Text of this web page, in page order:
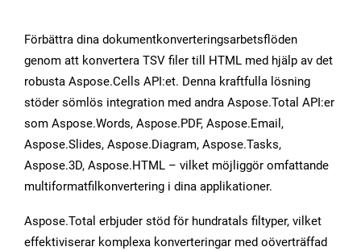
Förbättra dina dokumentkonverteringsarbetsflöden
genom att konvertera TSV filer till HTML med hjälp av det
robusta Aspose.Cells API:et. Denna kraftfulla lösning
stöder sömlös integration med andra Aspose.Total API:er
som Aspose.Words, Aspose.PDF, Aspose.Email,
Aspose.Slides, Aspose.Diagram, Aspose.Tasks,
Aspose.3D, Aspose.HTML – vilket möjliggör omfattande
multiformatfilkonvertering i dina applikationer.
Aspose.Total erbjuder stöd för hundratals filtyper, vilket
effektiviserar komplexa konverteringar med oöverträffad